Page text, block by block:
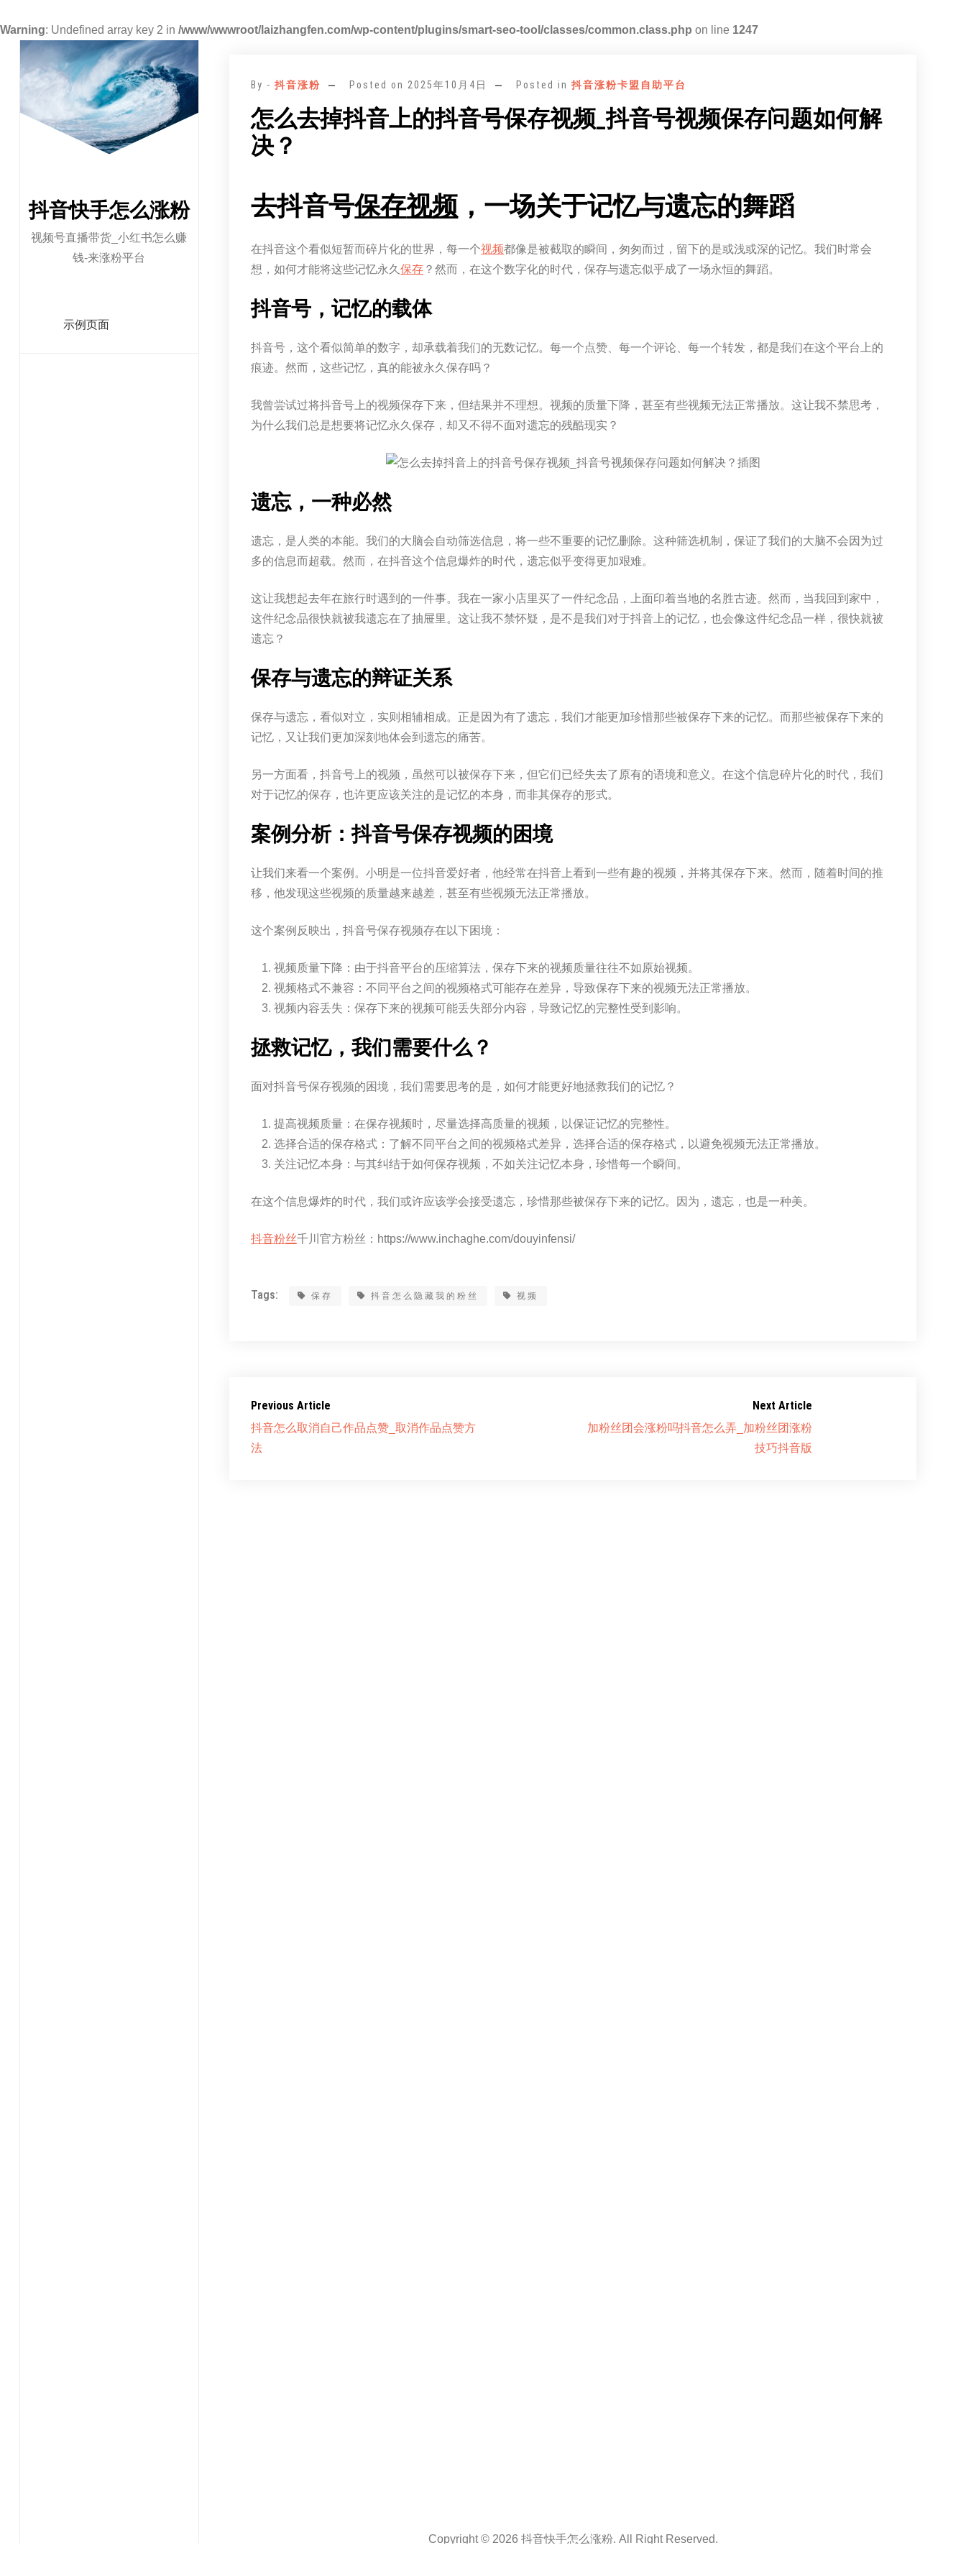
Warning: Undefined array key 2 in /www/wwwroot/laizhangfen.com/wp-content/plugins/smart-seo-tool/classes/common.class.php on line 1247
抖音快手怎么涨粉
视频号直播带货_小红书怎么赚
钱-来涨粉平台
示例页面
By -抖音涨粉 Posted on 2025年10月4日 Posted in抖音涨粉卡盟自助平台
怎么去掉抖音上的抖音号保存视频_抖音号视频保存问题如何解
决？
去抖音号保存视频 ，一场关于记忆与遗忘的舞蹈
在抖音这个看似短暂而碎片化的世界，每一个视频都像是被截取的瞬间，匆匆而过，留下的是或浅或深的记忆。我们时常会
想，如何才能将这些记忆永久保存 ？然而，在这个数字化的时代，保存与遗忘似乎成了一场永恒的舞蹈。
抖音号，记忆的载体
抖音号，这个看似简单的数字，却承载着我们的无数记忆。每一个点赞、每一个评论、每一个转发，都是我们在这个平台上的
痕迹。然而，这些记忆，真的能被永久保存吗？
我曾尝试过将抖音号上的视频保存下来，但结果并不理想。视频的质量下降，甚至有些视频无法正常播放。这让我不禁思考，
为什么我们总是想要将记忆永久保存，却又不得不面对遗忘的残酷现实？
遗忘，一种必然
遗忘，是人类的本能。我们的大脑会自动筛选信息，将一些不重要的记忆删除。这种筛选机制，保证了我们的大脑不会因为过
多的信息而超载。然而，在抖音这个信息爆炸的时代，遗忘似乎变得更加艰难。
这让我想起去年在旅行时遇到的一件事。我在一家小店里买了一件纪念品，上面印着当地的名胜古迹。然而，当我回到家中，
这件纪念品很快就被我遗忘在了抽屉里。这让我不禁怀疑，是不是我们对于抖音上的记忆，也会像这件纪念品一样，很快就被
遗忘？
保存与遗忘的辩证关系
保存与遗忘，看似对立，实则相辅相成。正是因为有了遗忘，我们才能更加珍惜那些被保存下来的记忆。而那些被保存下来的
记忆，又让我们更加深刻地体会到遗忘的痛苦。
另一方面看，抖音号上的视频，虽然可以被保存下来，但它们已经失去了原有的语境和意义。在这个信息碎片化的时代，我们
对于记忆的保存，也许更应该关注的是记忆的本身，而非其保存的形式。
案例分析：抖音号保存视频的困境
让我们来看一个案例。小明是一位抖音爱好者，他经常在抖音上看到一些有趣的视频，并将其保存下来。然而，随着时间的推
移，他发现这些视频的质量越来越差，甚至有些视频无法正常播放。
这个案例反映出，抖音号保存视频存在以下困境：
视频质量下降：由于抖音平台的压缩算法，保存下来的视频质量往往不如原始视频。
视频格式不兼容：不同平台之间的视频格式可能存在差异，导致保存下来的视频无法正常播放。
视频内容丢失：保存下来的视频可能丢失部分内容，导致记忆的完整性受到影响。
拯救记忆，我们需要什么？
面对抖音号保存视频的困境，我们需要思考的是，如何才能更好地拯救我们的记忆？
提高视频质量：在保存视频时，尽量选择高质量的视频，以保证记忆的完整性。
选择合适的保存格式：了解不同平台之间的视频格式差异，选择合适的保存格式，以避免视频无法正常播放。
关注记忆本身：与其纠结于如何保存视频，不如关注记忆本身，珍惜每一个瞬间。
在这个信息爆炸的时代，我们或许应该学会接受遗忘，珍惜那些被保存下来的记忆。因为，遗忘，也是一种美。
抖音粉丝千川官方粉丝：https://www.inchaghe.com/douyinfensi/
Tags: 保存 抖音怎么隐藏我的粉丝 视频
Previous Article
抖音怎么取消自己作品点赞_取消作品点赞方
法
Next Article
加粉丝团会涨粉吗抖音怎么弄_加粉丝团涨粉
技巧抖音版
Copyright © 2026 抖音快手怎么涨粉. All Right Reserved.